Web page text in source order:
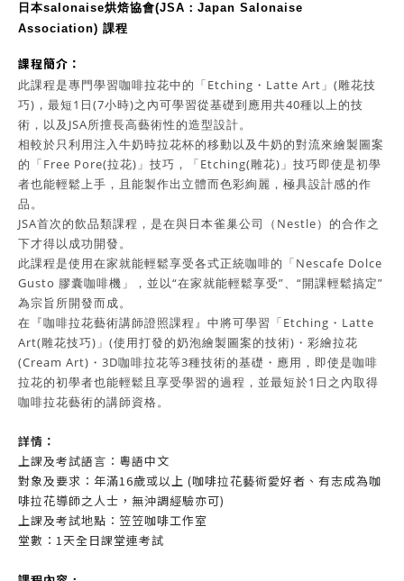
日本salonaise烘焙協會(JSA：Japan Salonaise
Association) 課程
課程簡介 ：
此課程是專門學習咖啡拉花中的「Etching・Latte Art」(雕花技
巧)，最短1日(7小時)之內可學習從基礎到應用共40種以上的技
術，以及JSA所擅長高藝術性的造型設計。
相較於只利用注入牛奶時拉花杯的移動以及牛奶的對流來繪製圖案
的「Free Pore(拉花)」技巧，「Etching(雕花)」技巧即使是初學
者也能輕鬆上手，且能製作出立體而色彩絢麗，極具設計感的作
品。
JSA首次的飲品類課程，是在與日本雀巢公司（Nestle）的合作之
下才得以成功開發。
此課程是使用在家就能輕鬆享受各式正統咖啡的「Nescafe Dolce
Gusto 膠囊咖啡機」，並以“在家就能輕鬆享受”、“開課輕鬆搞定”
為宗旨所開發而成。
在『咖啡拉花藝術講師證照課程』中將可學習「Etching・Latte
Art(雕花技巧)」(使用打發的奶泡繪製圖案的技術)・彩繪拉花
(Cream Art)・3D咖啡拉花等3種技術的基礎・應用，即使是咖啡
拉花的初學者也能輕鬆且享受學習的過程，並最短於1日之內取得
咖啡拉花藝術的講師資格。
詳情：
上課及考試語言：粵語中文
對象及要求 ： 年滿16歲或以上 (咖啡拉花藝術愛好者、有志成為咖
啡拉花導師之人士，無沖調經驗亦可)
上課及考試地點： 笠笠咖啡工作室
堂數 ：1天全日課堂連考試